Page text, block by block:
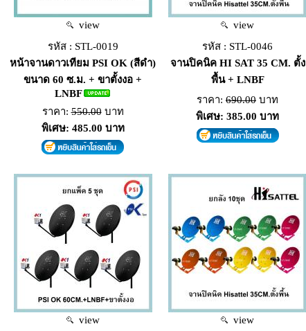
view
รหัส : STL-0019
หน้าจานดาวเทียม PSI OK (สีดำ)
ขนาด 60 ซ.ม. + ขาตั้งงอ +
LNBF
ราคา:550.00บาท
พิเศษ: 485.00 บาท
view
รหัส : STL-0046
จานปิคนิค HI SAT 35 CM. ตั้ง
พื้น + LNBF
ราคา: 690.00 บาท
พิเศษ: 385.00 บาท
view
view